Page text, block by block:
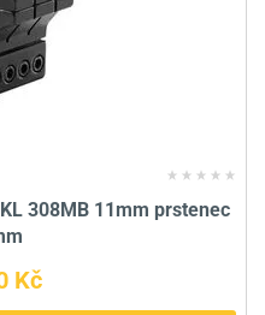
308MB 11mm prstenec
Kč